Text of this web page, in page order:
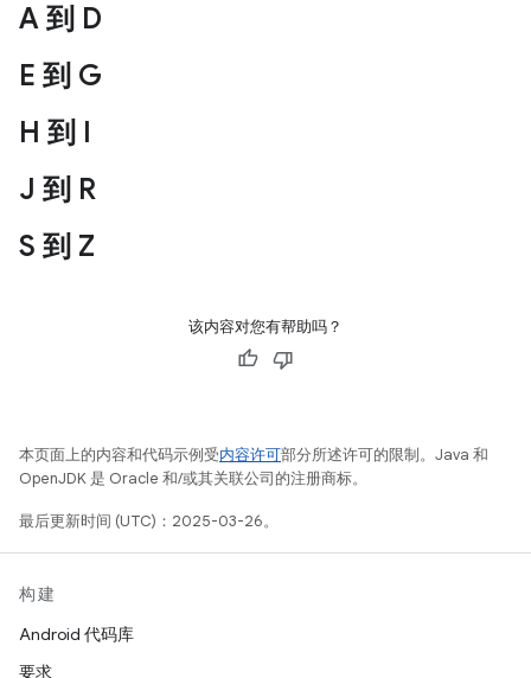
A 到 D
E 到 G
H 到 I
J 到 R
S 到 Z
该内容对您有帮助吗？
本页面上的内容和代码示例受内容许可部分所述许可的限制。Java 和
OpenJDK 是 Oracle 和/或其关联公司的注册商标。
最后更新时间 (UTC)：2025-03-26。
构建
Android 代码库
要求